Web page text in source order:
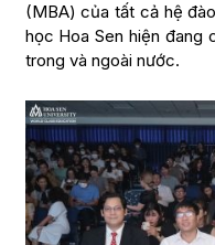
(MBA) của tất cả hệ
học Hoa Sen hiện đang
trong và ngoài nước.